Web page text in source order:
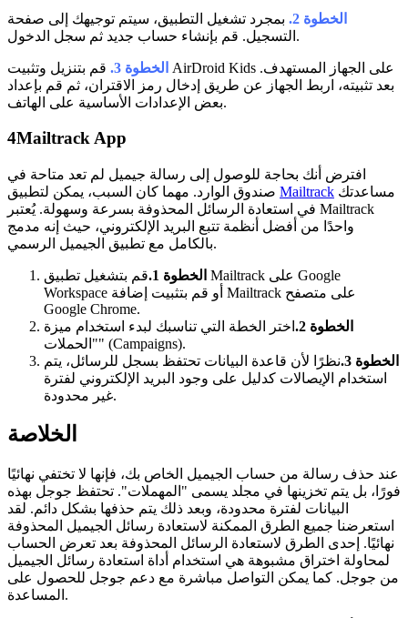
الخطوة 2.
بمجرد تشغيل التطبيق، سيتم توجيهك إلى صفحة
التسجيل. قم بإنشاء حساب جديد ثم سجل الدخول.
الخطوة 3.
قم بتنزيل وتثبيت AirDroid Kids على الجهاز المستهدف.
بعد تثبيته، اربط الجهاز عن طريق إدخال رمز الاقتران، ثم قم بإعداد
بعض الإعدادات الأساسية على الهاتف.
4Mailtrack App
افترض أنك بحاجة للوصول إلى رسالة جيميل لم تعد متاحة في
Mailtrack
في استعادة الرسائل المحذوفة بسرعة وسهولة. يُعتبر Mailtrack
واحدًا من أفضل أنظمة تتبع البريد الإلكتروني، حيث إنه مدمج
بالكامل مع تطبيق الجيميل الرسمي.
الخطوة 1.
قم بتشغيل تطبيق Mailtrack على Google
Workspace أو قم بتثبيت إضافة Mailtrack على متصفح
Google Chrome.
الخطوة 2.
اختر الخطة التي تناسبك لبدء استخدام ميزة
"الحملات" (Campaigns).
الخطوة 3.
نظرًا لأن قاعدة البيانات تحتفظ بسجل للرسائل، يتم
استخدام الإيصالات كدليل على وجود البريد الإلكتروني لفترة
غير محدودة.
الخلاصة
عند حذف رسالة من حساب الجيميل الخاص بك، فإنها لا تختفي نهائيًا
فورًا، بل يتم تخزينها في مجلد يسمى "المهملات". تحتفظ جوجل بهذه
البيانات لفترة محدودة، وبعد ذلك يتم حذفها بشكل دائم. لقد
استعرضنا جميع الطرق الممكنة لاستعادة رسائل الجيميل المحذوفة
نهائيًا. إحدى الطرق لاستعادة الرسائل المحذوفة بعد تعرض الحساب
لمحاولة اختراق مشبوهة هي استخدام أداة استعادة رسائل الجيميل
من جوجل. كما يمكن التواصل مباشرة مع دعم جوجل للحصول على
المساعدة.